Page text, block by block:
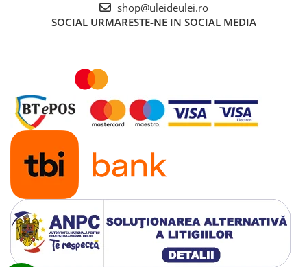
■ Ulei motor SHELL
■ Ulei motor TOTAL
■ Ulei motor ELF
■ Ulei motor METABOND
■ Ulei motor MANNOL
■ Ulei motor KROON
■ Ulei motor KROSS
■ Ulei motor SELENIA
■ Ulei motor CYCLON
■ Ulei motor OEM
Ulei motor DACIA
Ulei motor RENAULT
shop@uleideulei.ro
SOCIAL URMARESTE-NE IN SOCIAL MEDIA